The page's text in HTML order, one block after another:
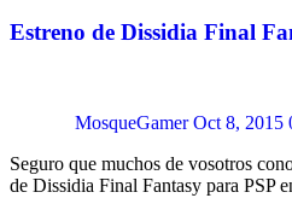
Estreno de Dissidia Final
MosqueGamer Oct 8, 2015
Seguro que muchos de vosotros
de Dissidia Final Fantasy para PSP